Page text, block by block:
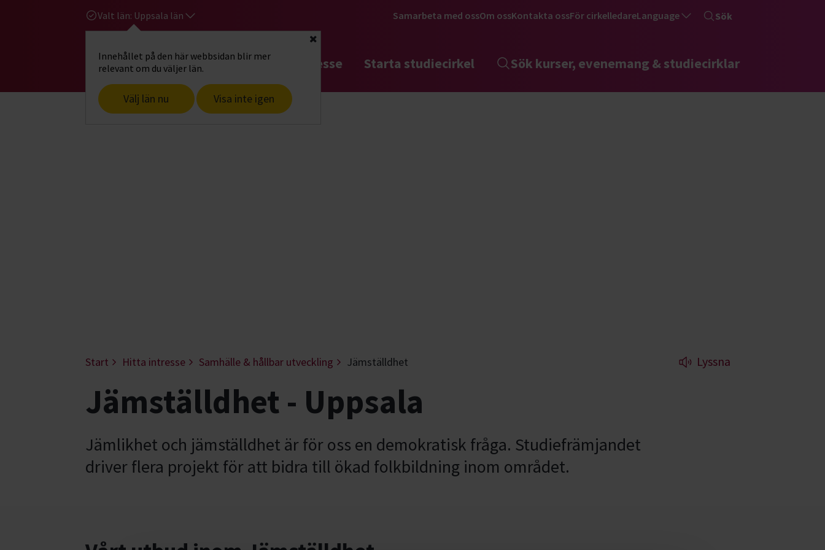
Valt län: Uppsala län
Innehållet på den här webbsidan blir mer
relevant om du väljer län.
Välj län nu Visa inte igen
Stäng
Samarbeta med ossOm ossKontakta ossFör cirkelledareLanguage Sök
Gå till studiefrämjandets startsidaHitta intresse Starta studiecirkel Sök kurser, evenemang & studiecirklar
Start Hitta intresse Samhälle & hållbar utveckling Jämställdhet Lyssna
Jämställdhet - Uppsala
Jämlikhet och jämställdhet är för oss en demokratisk fråga. Studiefrämjandet
driver flera projekt för att bidra till ökad folkbildning inom området.